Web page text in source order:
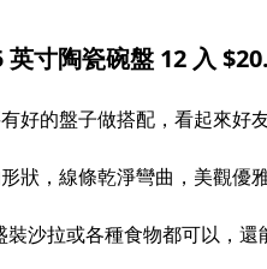
寸陶瓷碗盤 12 入
好的盤子做搭配，看起來好
狀，線條乾淨彎曲，美觀優
沙拉或各種食物都可以，